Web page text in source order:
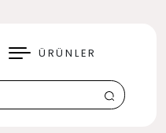
ÜRÜNLER